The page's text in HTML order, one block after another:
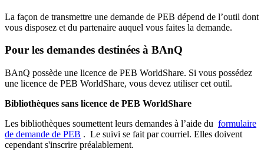
La façon de transmettre une demande de PEB dépend de l’outil dont
vous disposez et du partenaire auquel vous faites la demande.
Pour les demandes destinées à BAnQ
BAnQ possède une licence de PEB WorldShare. Si vous possédez
une licence de PEB WorldShare, vous devez utiliser cet outil.
Bibliothèques sans licence de PEB WorldShare
Les bibliothèques soumettent leurs demandes à l’aide du formulaire
de demande de PEB . Le suivi se fait par courriel. Elles doivent
cependant s'inscrire préalablement.